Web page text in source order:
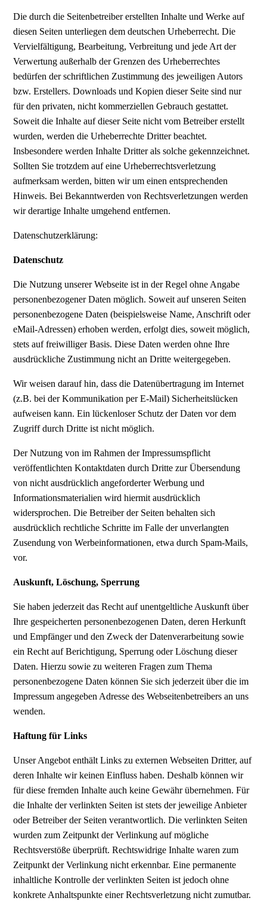
Die durch die Seitenbetreiber erstellten Inhalte und Werke auf
diesen Seiten unterliegen dem deutschen Urheberrecht. Die
Vervielfältigung, Bearbeitung, Verbreitung und jede Art der
Verwertung außerhalb der Grenzen des Urheberrechtes
bedürfen der schriftlichen Zustimmung des jeweiligen Autors
bzw. Erstellers. Downloads und Kopien dieser Seite sind nur
für den privaten, nicht kommerziellen Gebrauch gestattet.
Soweit die Inhalte auf dieser Seite nicht vom Betreiber erstellt
wurden, werden die Urheberrechte Dritter beachtet.
Insbesondere werden Inhalte Dritter als solche gekennzeichnet.
Sollten Sie trotzdem auf eine Urheberrechtsverletzung
aufmerksam werden, bitten wir um einen entsprechenden
Hinweis. Bei Bekanntwerden von Rechtsverletzungen werden
wir derartige Inhalte umgehend entfernen.
Datenschutzerklärung:
Datenschutz
Die Nutzung unserer Webseite ist in der Regel ohne Angabe
personenbezogener Daten möglich. Soweit auf unseren Seiten
personenbezogene Daten (beispielsweise Name, Anschrift oder
eMail-Adressen) erhoben werden, erfolgt dies, soweit möglich,
stets auf freiwilliger Basis. Diese Daten werden ohne Ihre
ausdrückliche Zustimmung nicht an Dritte weitergegeben.
Wir weisen darauf hin, dass die Datenübertragung im Internet
(z.B. bei der Kommunikation per E-Mail) Sicherheitslücken
aufweisen kann. Ein lückenloser Schutz der Daten vor dem
Zugriff durch Dritte ist nicht möglich.
Der Nutzung von im Rahmen der Impressumspflicht
veröffentlichten Kontaktdaten durch Dritte zur Übersendung
von nicht ausdrücklich angeforderter Werbung und
Informationsmaterialien wird hiermit ausdrücklich
widersprochen. Die Betreiber der Seiten behalten sich
ausdrücklich rechtliche Schritte im Falle der unverlangten
Zusendung von Werbeinformationen, etwa durch Spam-Mails,
vor.
Auskunft, Löschung, Sperrung
Sie haben jederzeit das Recht auf unentgeltliche Auskunft über
Ihre gespeicherten personenbezogenen Daten, deren Herkunft
und Empfänger und den Zweck der Datenverarbeitung sowie
ein Recht auf Berichtigung, Sperrung oder Löschung dieser
Daten. Hierzu sowie zu weiteren Fragen zum Thema
personenbezogene Daten können Sie sich jederzeit über die im
Impressum angegeben Adresse des Webseitenbetreibers an uns
wenden.
Haftung für Links
Unser Angebot enthält Links zu externen Webseiten Dritter, auf
deren Inhalte wir keinen Einfluss haben. Deshalb können wir
für diese fremden Inhalte auch keine Gewähr übernehmen. Für
die Inhalte der verlinkten Seiten ist stets der jeweilige Anbieter
oder Betreiber der Seiten verantwortlich. Die verlinkten Seiten
wurden zum Zeitpunkt der Verlinkung auf mögliche
Rechtsverstöße überprüft. Rechtswidrige Inhalte waren zum
Zeitpunkt der Verlinkung nicht erkennbar. Eine permanente
inhaltliche Kontrolle der verlinkten Seiten ist jedoch ohne
konkrete Anhaltspunkte einer Rechtsverletzung nicht zumutbar.